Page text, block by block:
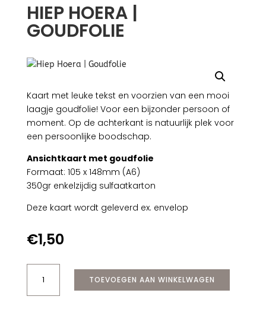
HIEP HOERA |
GOUDFOLIE
Kaart met leuke tekst en voorzien van een mooi
laagje goudfolie! Voor een bijzonder persoon of
moment. Op de achterkant is natuurlijk plek voor
een persoonlijke boodschap.
Ansichtkaart met goudfolie
Formaat: 105 x 148mm (A6)
350gr enkelzijdig sulfaatkarton
Deze kaart wordt geleverd ex. envelop
€1,50
Hoera
|
TOEVOEGEN AAN WINKELWAGEN